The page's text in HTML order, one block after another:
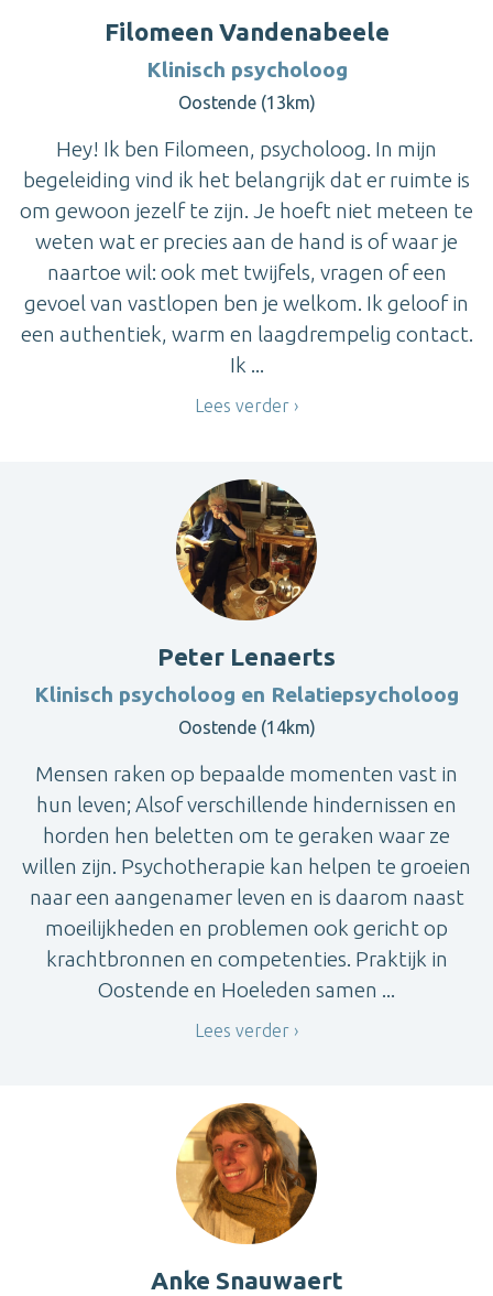
Filomeen Vandenabeele
Klinisch psycholoog
Oostende (13km)
Hey! Ik ben Filomeen, psycholoog. In mijn
begeleiding vind ik het belangrijk dat er ruimte is
om gewoon jezelf te zijn. Je hoeft niet meteen te
weten wat er precies aan de hand is of waar je
naartoe wil: ook met twijfels, vragen of een
gevoel van vastlopen ben je welkom. Ik geloof in
een authentiek, warm en laagdrempelig contact.
Ik ...
Lees verder
Peter Lenaerts
Klinisch psycholoog en Relatiepsycholoog
Oostende (14km)
Mensen raken op bepaalde momenten vast in
hun leven; Alsof verschillende hindernissen en
horden hen beletten om te geraken waar ze
willen zijn. Psychotherapie kan helpen te groeien
naar een aangenamer leven en is daarom naast
moeilijkheden en problemen ook gericht op
krachtbronnen en competenties. Praktijk in
Oostende en Hoeleden samen ...
Lees verder
Anke Snauwaert